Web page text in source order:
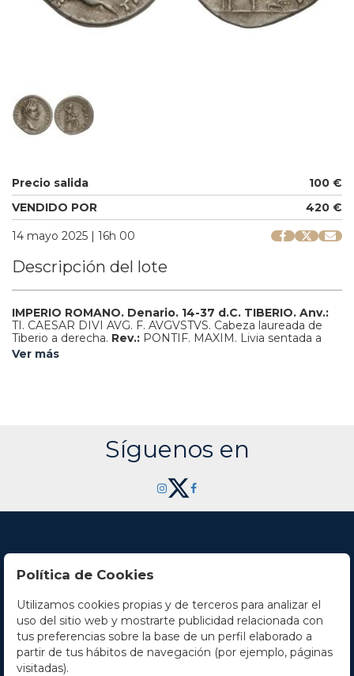
Precio salida
100 €
VENDIDO POR
420 €
14 mayo 2025 | 16h 00
Descripción del lote
IMPERIO ROMANO. Denario. 14-37 d.C. TIBERIO. Anv.:
TI. CAESAR DIVI AVG. F. AVGVSTVS. Cabeza laureada de
Tiberio a derecha. Rev.: PONTIF. MAXIM. Livia sentada a
derecha en silla ornamentada.
Ver más
Síguenos en
Contacto
Horario
La empresa
Política de Cookies
Utilizamos cookies propias y de terceros para analizar el
uso del sitio web y mostrarte publicidad relacionada con
tus preferencias sobre la base de un perfil elaborado a
partir de tus hábitos de navegación (por ejemplo, páginas
visitadas).